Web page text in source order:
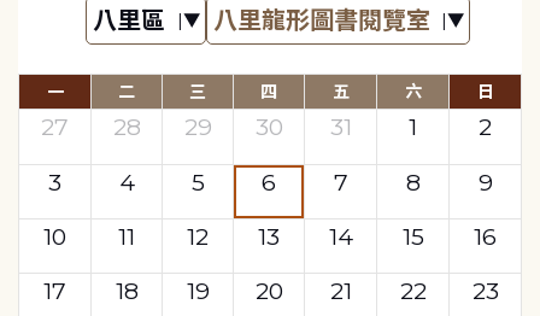
一 二 三 四 五 六 日
27 28 29 30 31 1
2
3
4 5 6 7 8
9
10
11 12 13 14 15
16
17
18 19 20 21 22
23